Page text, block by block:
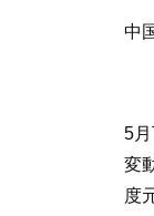
中
5
変
度